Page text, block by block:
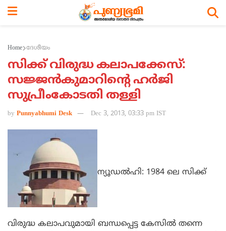
Home ദേശീയം
സിക്ക് വിരുദ്ധ കലാപക്കേസ്:
സജ്ജന്‍കുമാറിന്‍റെ ഹര്‍ജി
സുപ്രീംകോടതി തള്ളി
by Punnyabhumi Desk Dec 3, 2013, 03:33 pm IST
ന്യൂഡല്‍ഹി: 1984 ലെ സിക്ക്
വിരുദ്ധ കലാപവുമായി ബന്ധപ്പെട്ട കേസില്‍ തന്നെ